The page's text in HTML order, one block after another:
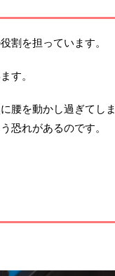
割を担っています。
す。
腰を動かし過ぎてしま
恐れがあるのです。